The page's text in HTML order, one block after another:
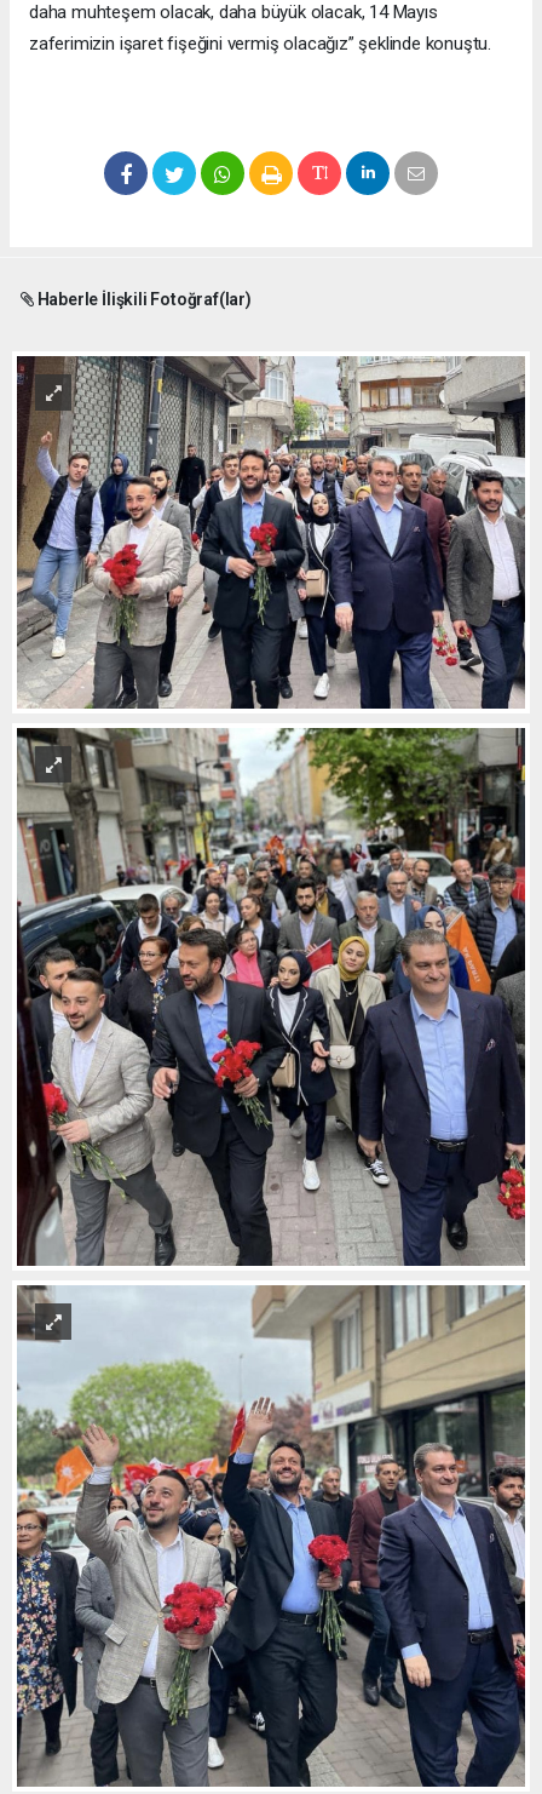
daha muhteşem olacak, daha büyük olacak, 14 Mayıs
zaferimizin işaret fişeğini vermiş olacağız” şeklinde konuştu.
Haberle İlişkili Fotoğraf(lar)